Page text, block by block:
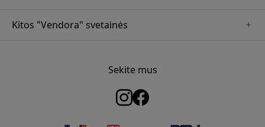
Kitos "Vendora" svetainės
www.plaud.se
Sekite mus